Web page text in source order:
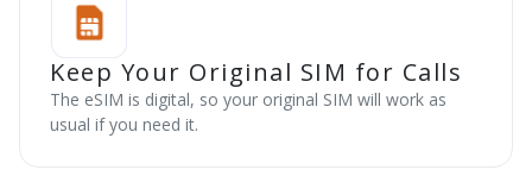
Keep Your Original SIM for Calls
The eSIM is digital, so your original SIM will work as
usual if you need it.